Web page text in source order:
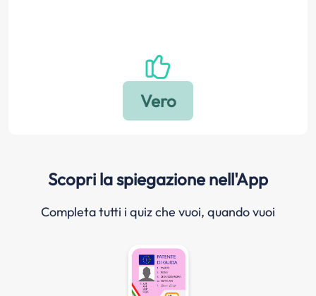
Scopri la spiegazione nell'App
Completa tutti i quiz che vuoi, quando vuoi